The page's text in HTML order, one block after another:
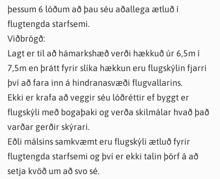
þessum 6 lóðum að þau séu aðallega ætluð í
flugtengda starfsemi.
Viðbrögð:
Lagt er til að hámarkshæð verði hækkuð úr 6,5m í
7,5m en þrátt fyrir slíka hækkun eru flugskýlin fjarri
því að fara inn á hindranasvæði flugvallarins.
Ekki er krafa að veggir séu lóðréttir ef byggt er
flugskýli með bogaþaki og verða skilmálar hvað það
varðar gerðir skýrari.
Eðli málsins samkvæmt eru flugskýli ætluð fyrir
flugtengda starfsemi og því er ekki talin þörf á að
setja kvöð um að svo sé.